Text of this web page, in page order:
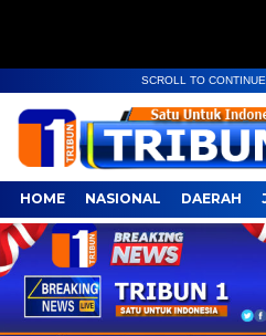
SCROLL TO
HOME NASIONAL DAERAH